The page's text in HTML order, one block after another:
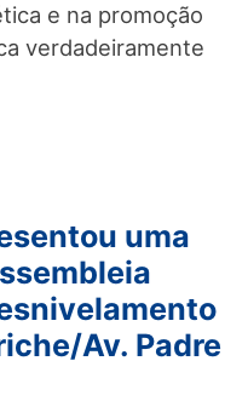
e na promoção
verdadeiramente
uma
Av. Padre